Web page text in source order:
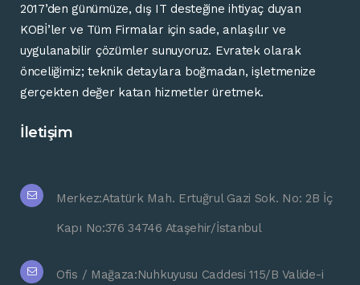
2017’den günümüze,dış ITdesteğineihtiyaç duyan
KOBİ’ler ve Tüm Firmalar için sade, anlaşılırve
uygulanabilir çözümlersunuyoruz. Evratekolarak
önceliğimiz;teknikdetaylara boğmadan,işletmenize
gerçekten değer katan hizmetlerüretmek.
İletişim
Merkez:Atatürk Mah. Ertuğrul Gazi Sok. No: 2B İç
Kapı No:376 34746 Ataşehir/İstanbul
Ofis / Mağaza:Nuhkuyusu Caddesi 115/B Valide-i